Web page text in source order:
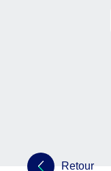
Retour